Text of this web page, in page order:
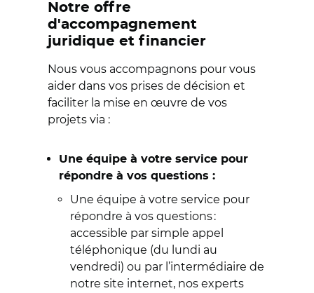
Notre offre
d'accompagnement
juridique et financier
Nous vous accompagnons pour vous
aider dans vos prises de décision et
faciliter la mise en œuvre de vos
projets via :
Une équipe à votre service pour
répondre à vos questions :
Une équipe à votre service pour
répondre à vos questions :
accessible par simple appel
téléphonique (du lundi au
vendredi) ou par l’intermédiaire de
notre site internet, nos experts